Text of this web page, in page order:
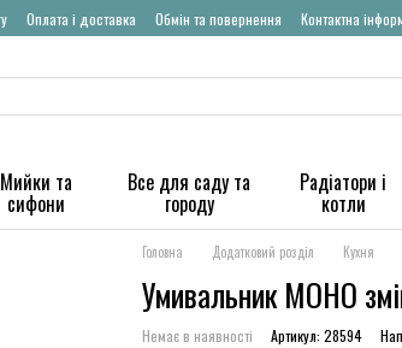
Оплата і доставка Обмін та повернення Контактна
Мийки та
сифони
Все для саду та
городу
Радіатори і
котли
Головна Додатковий розділ Кухня
Умивальник МОНО
Немає в наявності Артикул: 28594